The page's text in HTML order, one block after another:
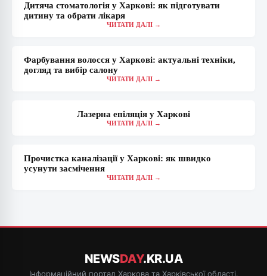
Дитяча стоматологія у Харкові: як підготувати
дитину та обрати лікаря
ЧИТАТИ ДАЛІ →
Фарбування волосся у Харкові: актуальні техніки,
догляд та вибір салону
ЧИТАТИ ДАЛІ →
Лазерна епіляція у Харкові
ЧИТАТИ ДАЛІ →
Прочистка каналізації у Харкові: як швидко
усунути засмічення
ЧИТАТИ ДАЛІ →
NEWSDAY.KR.UA
Інформаційний портал Харкова та Харківської області.